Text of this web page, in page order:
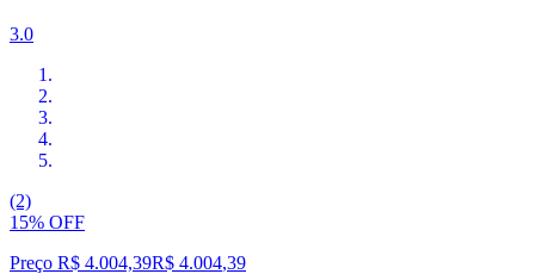
3.0
(2)
15% OFF
Preço R$ 4.004,39R$ 4.004,39